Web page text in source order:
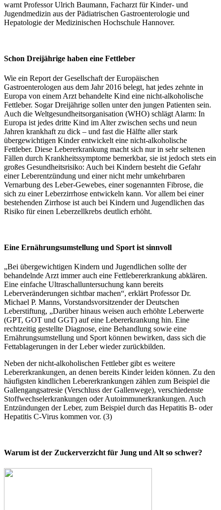
warnt Professor Ulrich Baumann, Facharzt für Kinder- und
Jugendmedizin aus der Pädiatrischen Gastroenterologie und
Hepatologie der Medizinischen Hochschule Hannover.
Schon Dreijährige haben eine Fettleber
Wie ein Report der Gesellschaft der Europäischen
Gastroenterologen aus dem Jahr 2016 belegt, hat jedes zehnte in
Europa von einem Arzt behandelte Kind eine nicht-alkoholische
Fettleber. Sogar Dreijährige sollen unter den jungen Patienten sein.
Auch die Weltgesundheitsorganisation (WHO) schlägt Alarm: In
Europa ist jedes dritte Kind im Alter zwischen sechs und neun
Jahren krankhaft zu dick – und fast die Hälfte aller stark
übergewichtigen Kinder entwickelt eine nicht-alkoholische
Fettleber. Diese Lebererkrankung macht sich nur in sehr seltenen
Fällen durch Krankheitssymptome bemerkbar, sie ist jedoch stets ein
großes Gesundheitsrisiko: Auch bei Kindern besteht die Gefahr
einer Leberentzündung und einer nicht mehr umkehrbaren
Vernarbung des Leber-Gewebes, einer sogenannten Fibrose, die
sich zu einer Leberzirrhose entwickeln kann. Vor allem bei einer
bestehenden Zirrhose ist auch bei Kindern und Jugendlichen das
Risiko für einen Leberzellkrebs deutlich erhöht.
Eine Ernährungsumstellung und Sport ist sinnvoll
„Bei übergewichtigen Kindern und Jugendlichen sollte der
behandelnde Arzt immer auch eine Fettlebererkrankung abklären.
Eine einfache Ultraschalluntersuchung kann bereits
Leberveränderungen sichtbar machen“, erklärt Professor Dr.
Michael P. Manns, Vorstandsvorsitzender der Deutschen
Leberstiftung, „Darüber hinaus weisen auch erhöhte Leberwerte
(GPT, GOT und GGT) auf eine Lebererkrankung hin. Eine
rechtzeitig gestellte Diagnose, eine Behandlung sowie eine
Ernährungsumstellung und Sport können bewirken, dass sich die
Fettablagerungen in der Leber wieder zurückbilden.
Neben der nicht-alkoholischen Fettleber gibt es weitere
Lebererkrankungen, an denen bereits Kinder leiden können. Zu den
häufigsten kindlichen Lebererkrankungen zählen zum Beispiel die
Gallengangsatresie (Verschluss der Gallenwege), verschiedenste
Stoffwechselerkrankungen oder Autoimmunerkrankungen. Auch
Entzündungen der Leber, zum Beispiel durch das Hepatitis B- oder
Hepatitis C-Virus kommen vor. (3)
Warum ist der Zuckerverzicht für Jung und Alt so schwer?